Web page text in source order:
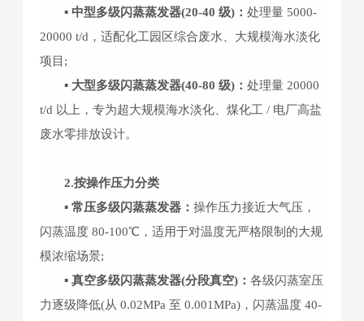
▪ 中型多级闪蒸蒸发器(20-40 级)：处理量 5000-
20000 t/d，适配化工园区综合废水、大规模海水淡化
项目;
▪ 大型多级闪蒸蒸发器(40-80 级)：处理量 20000
t/d 以上，专为超大规模海水淡化、煤化工 / 电厂高盐
废水零排放设计。
2.按操作压力分类
▪ 常压多级闪蒸蒸发器：操作压力接近大气压，
闪蒸温度 80-100℃，适用于对温度无严格限制的大规
模浓缩场景;
▪ 真空多级闪蒸蒸发器(分段真空)：各级闪蒸室压
力逐级降低(从 0.02MPa 至 0.001MPa)，闪蒸温度 40-